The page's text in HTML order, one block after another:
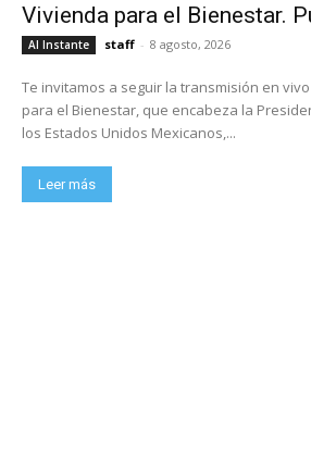
Vivienda para el Bienestar.
Al Instante staff - 8 agosto, 2026
Te invitamos a seguir la transmisión en
para el Bienestar, que encabeza la
los Estados Unidos Mexicanos,...
Leer más